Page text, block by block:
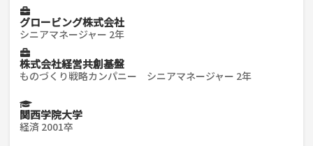
グロービング株式会社
シニアマネージャー 2年
株式会社経営共創基盤
ものづくり戦略カンパニー シニアマネージャー 2年
関西学院大学
経済 2001卒